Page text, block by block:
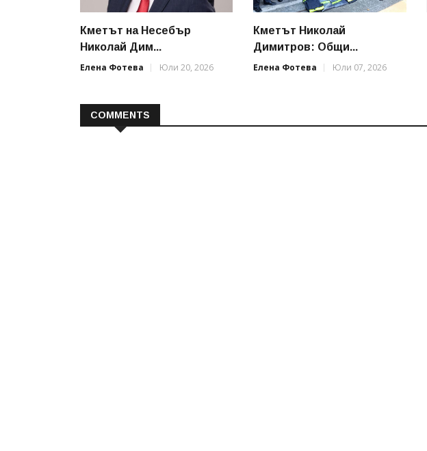
Кметът на Несебър
Николай Дим...
Елена Фотева
Юли 20, 2026
Кметът Николай
Димитров: Общи...
Елена Фотева
Юли 07, 2026
COMMENTS